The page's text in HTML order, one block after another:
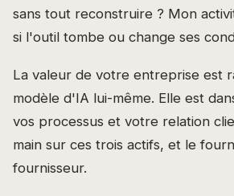
sans tout reconstruire ? Mon
si l'outil tombe ou change ses
La valeur de votre entreprise est
modèle d'IA lui-même. Elle est
vos processus et votre relation
main sur ces trois actifs, et le
fournisseur.